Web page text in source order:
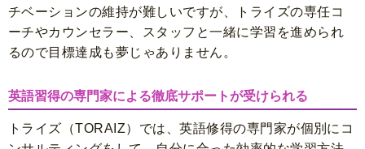
チベーションの維持が難しいですが、トライズの専任コ
ーチやカウンセラー、スタッフと一緒に学習を進められ
るので目標達成も夢じゃありません。
英語習得の専門家による徹底サポートが受けられる
トライズ（TORAIZ）では、英語修得の専門家が個別にコ